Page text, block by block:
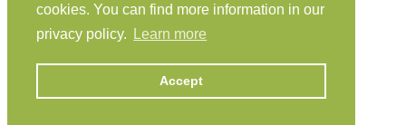
cookies. You can find more information in our
privacy policy.
Learn more
Accept